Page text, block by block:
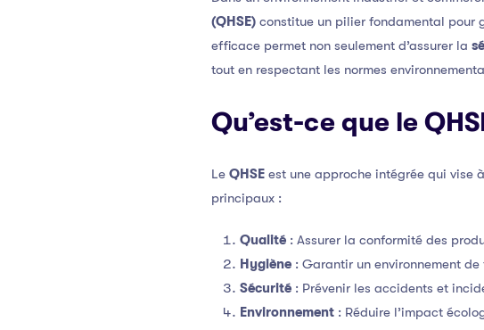
(QHSE) constitue un pilier fondamental pour
efficace permet non seulement d’assurer la
tout en respectant les normes
Qu’est-ce que le
Le QHSE est une approche intégrée qui vise
principaux :
Qualité : Assurer la conformité des
Hygiène : Garantir un environnement
Sécurité : Prévenir les accidents et
Environnement : Réduire l’impact